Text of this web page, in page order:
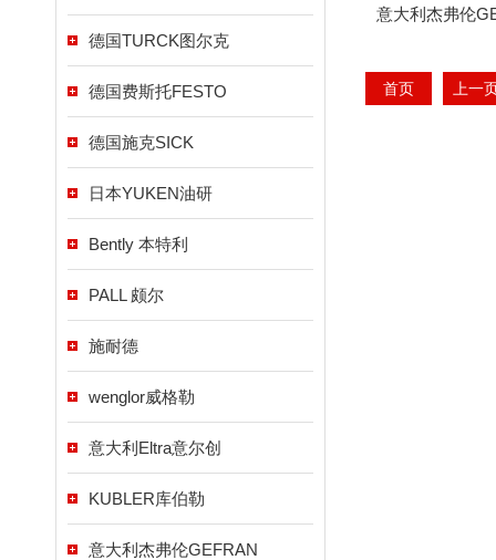
德国TURCK图尔克
德国费斯托FESTO
德国施克SICK
日本YUKEN油研
Bently 本特利
PALL 颇尔
施耐德
wenglor威格勒
意大利Eltra意尔创
KUBLER库伯勒
意大利杰弗伦GEFRAN
意大利杰弗伦
首页 上一